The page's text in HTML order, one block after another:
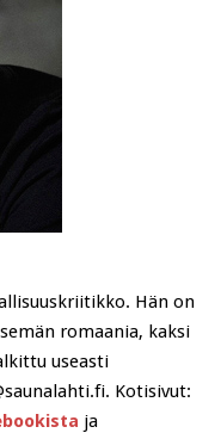
Hän on
romaania, kaksi
useasti
Kotisivut:
ja